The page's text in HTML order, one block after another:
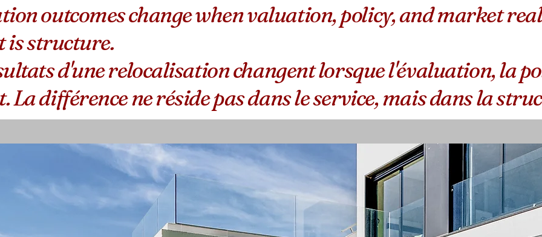
outcomes change when valuation, policy, and market
is structure.
d'une relocalisation changent lorsque l'évaluation, la
La différence ne réside pas dans le service, mais dans la